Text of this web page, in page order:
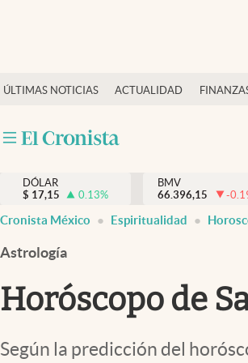
ÚLTIMAS NOTICIAS ACTUALIDAD
Actualidad
Internacionales
Opinión
Brand Strategy
Vida y estilo
Tv
DÓLAR
$ 17,15 0.13%
BMV
66.396,15
-
Cronista México Espiritualidad
Astrología
Horóscopo de
Según la predicción del